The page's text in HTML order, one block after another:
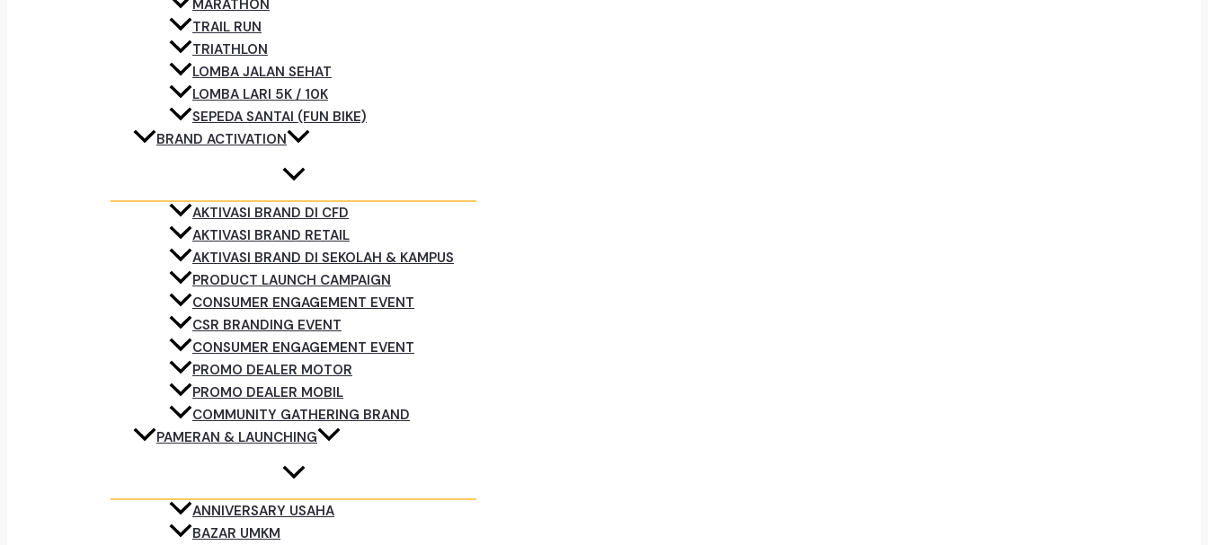
MARATHON
TRAIL RUN
TRIATHLON
LOMBA JALAN SEHAT
LOMBA LARI 5K / 10K
SEPEDA SANTAI (FUN BIKE)
BRAND ACTIVATION
AKTIVASI BRAND DI CFD
AKTIVASI BRAND RETAIL
AKTIVASI BRAND DI SEKOLAH & KAMPUS
PRODUCT LAUNCH CAMPAIGN
CONSUMER ENGAGEMENT EVENT
CSR BRANDING EVENT
CONSUMER ENGAGEMENT EVENT
PROMO DEALER MOTOR
PROMO DEALER MOBIL
COMMUNITY GATHERING BRAND
PAMERAN & LAUNCHING
ANNIVERSARY USAHA
BAZAR UMKM